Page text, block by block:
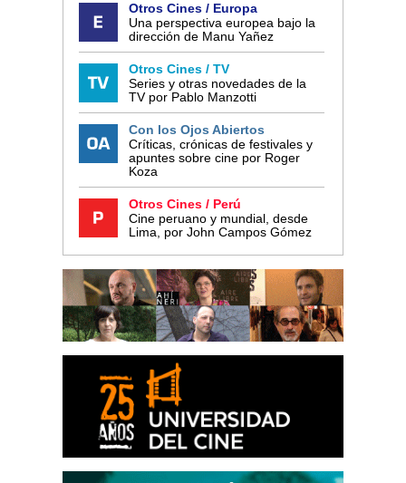
Otros Cines / Europa
Una perspectiva europea bajo la
dirección de Manu Yañez
Otros Cines / TV
Series y otras novedades de la
TV por Pablo Manzotti
Con los Ojos Abiertos
Críticas, crónicas de festivales y
apuntes sobre cine por Roger
Koza
Otros Cines / Perú
Cine peruano y mundial, desde
Lima, por John Campos Gómez